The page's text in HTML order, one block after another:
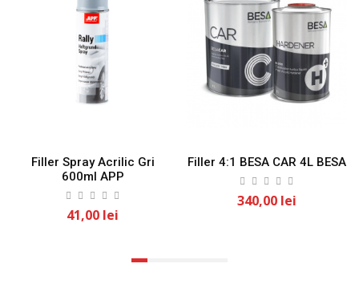
Filler Spray Acrilic Gri
600ml APP
41,00 lei
Filler 4:1 BESA CAR 4L BESA
340,00 lei